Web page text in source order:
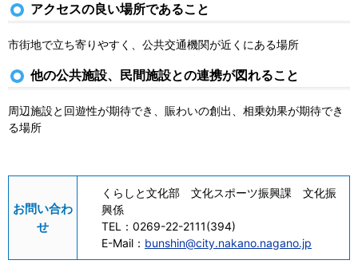
アクセスの良い場所であること
市街地で立ち寄りやすく、公共交通機関が近くにある場所
他の公共施設、民間施設との連携が図れること
周辺施設と回遊性が期待でき、賑わいの創出、相乗効果が期待でき
る場所
お問い合わ
せ
くらしと文化部 文化スポーツ振興課 文化振
興係
TEL： 0269-22-2111(394)
E-Mail： bunshin@city.nakano.nagano.jp